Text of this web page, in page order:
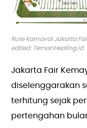
Rute Karnaval Jakarta
edited: TemanHealing.id
Jakarta Fair
diselenggarakan
terhitung sejak
pertengahan